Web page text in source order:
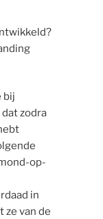
bij
zodra
op-
in
ze van de